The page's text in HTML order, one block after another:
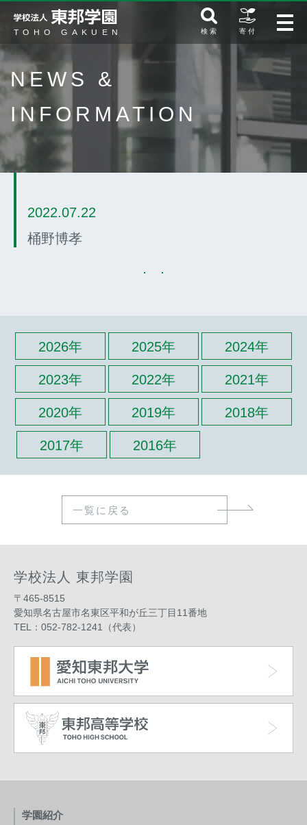
検 索 寄 付
NEWS &
INFORMATION
2022.07.22
桶野博孝
2026年 2025年 2024年
2023年 2022年 2021年
2020年 2019年 2018年
2017年 2016年
一覧に戻る
学校法人 東邦学園
〒465-8515
愛知県名古屋市名東区平和が丘三丁目11番地
TEL：052-782-1241（代表）
学園紹介